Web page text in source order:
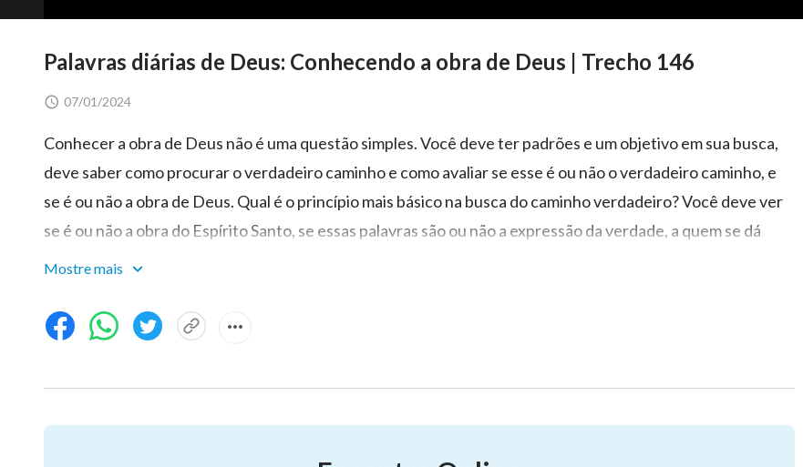
Palavras diárias de Deus: Conhecendo a obra de Deus | Trecho 146
07/01/2024
Conhecer a obra de Deus não é uma questão simples. Você deve ter padrões e um objetivo em sua busca,
deve saber como procurar o verdadeiro caminho e como avaliar se esse é ou não o verdadeiro caminho, e
se é ou não a obra de Deus. Qual é o princípio mais básico na busca do caminho verdadeiro? Você deve ver
se é ou não a obra do Espírito Santo, se essas palavras são ou não a expressão da verdade, a quem se dá
testemunho
Santo. Pois a substância da crença do homem em Deus é a crença no Espírito de Deus e até a sua crença no
Deus encarnado é porque essa carne é a
distinguir se é ou não o verdadeiro caminho, acima de tudo você deve ver se é ou não a obra do Espírito
Mostre mais